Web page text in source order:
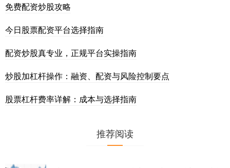
免费配资炒股攻略
今日股票配资平台选择指南
配资炒股真专业，正规平台实操指南
炒股加杠杆操作：融资、配资与风险控制要点
股票杠杆费率详解：成本与选择指南
推荐阅读